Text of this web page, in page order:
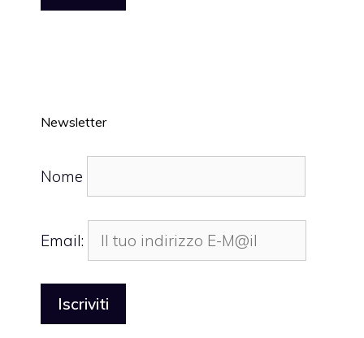
Newsletter
Nome
Email: